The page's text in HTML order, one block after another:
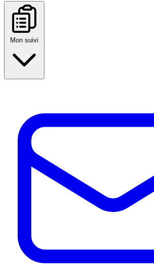
Mon suivi